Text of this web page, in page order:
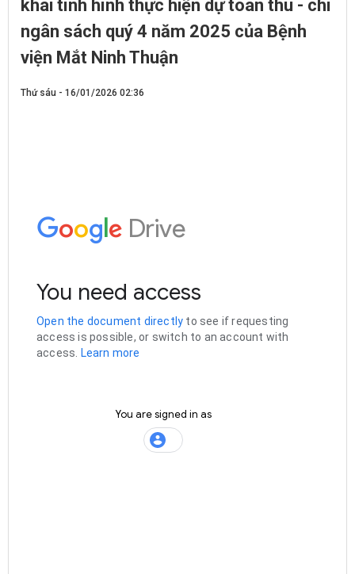
khai tình hình thực hiện dự toán thu - chi
ngân sách quý 4 năm 2025 của Bệnh
viện Mắt Ninh Thuận
Thứ sáu - 16/01/2026 02:36